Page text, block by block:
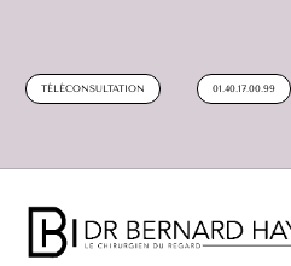
TÉLÉCONSULTATION 01.40.17.00.99